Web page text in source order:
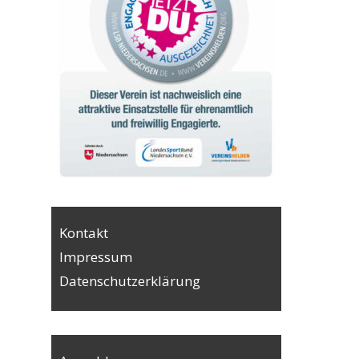
Kontakt
Impressum
Datenschutzerklärung